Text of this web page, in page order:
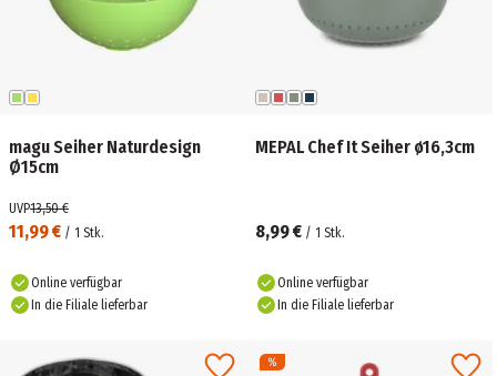
magu Seiher Naturdesign
Ø15cm
11,99 € / 1 Stk.
UVP13,50 €
Online verfügbar
In die Filiale lieferbar
MEPAL Chef It Seiher ø16,3cm
8,99 € / 1 Stk.
Online verfügbar
In die Filiale lieferbar